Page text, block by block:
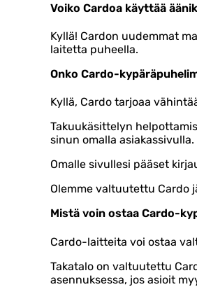
Voiko Cardoa käyttää
Kyllä! Cardon uudemmat
laitetta puheella.
Onko Cardo-
Kyllä, Cardo tarjoaa
Takuukäsittelyn
sinun omalla asiakassivulla.
Omalle sivullesi pääset
Olemme valtuutettu Cardo
Mistä voin ostaa Cardo-
Cardo-laitteita voi ostaa
Takatalo on valtuutettu
asennuksessa, jos asioit